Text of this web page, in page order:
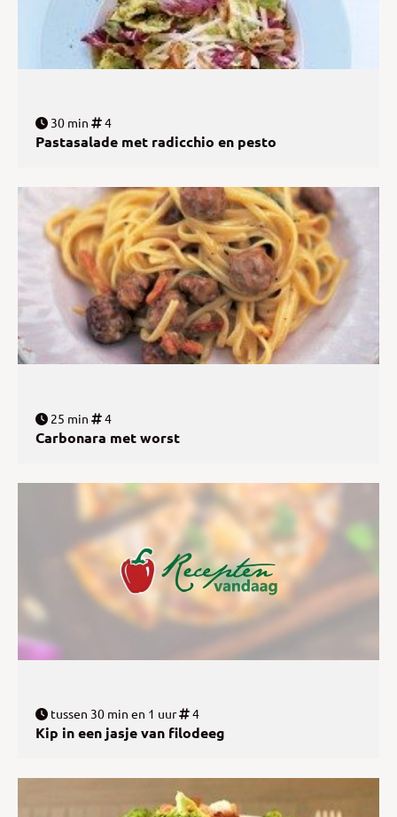
30 min 4
Pastasalade met radicchio en pesto
25 min 4
Carbonara met worst
tussen 30 min en 1 uur 4
Kip in een jasje van filodeeg